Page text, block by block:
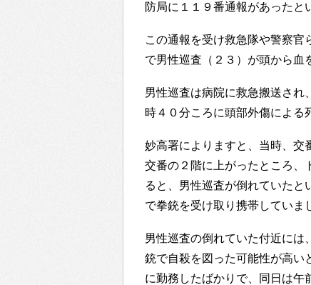
防局に１１９番通報があったと
この通報を受け救急隊や警察官
で男性巡査（２３）が頭から血
男性巡査は病院に救急搬送され
時４０分ころに頭部外傷による
妙高署によりますと、当時、交
交番の２階に上がったところ、
ると、男性巡査が倒れていた
で拳銃を受け取り携帯していま
男性巡査の倒れていた付近には
銃で自殺を図った可能性が高い
に勤務したばかりで、同日は午